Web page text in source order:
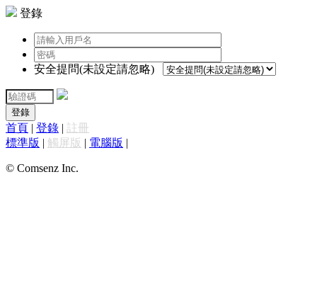
登錄
安全提問(未設定請忽略)
登錄
首頁 | 登錄 | 註冊
標準版 | 觸屏版 | 電腦版 |
© Comsenz Inc.